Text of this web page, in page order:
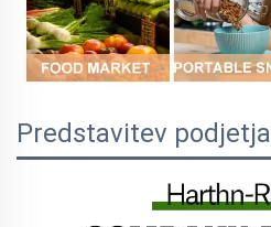
Predstavitev podjetja